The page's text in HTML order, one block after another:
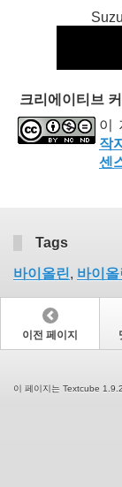
크리에이티브
이
작
센
Tags
바이올린, 바이
이전 페이지
이 페이지는 Textcube